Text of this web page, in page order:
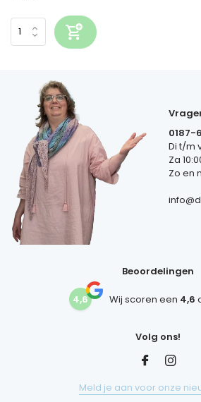
0187-
Di t/m
Za
Zo en
Beoordelingen
4,6 Wij scoren een 4,6
Volg ons!
Meld je aan voor onze